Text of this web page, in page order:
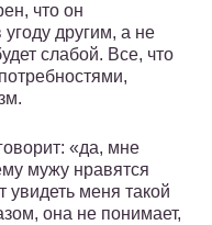
что он
другим, а не
слабой. Все, что
«да, мне
мужу нравятся
увидеть меня такой
она не понимает,